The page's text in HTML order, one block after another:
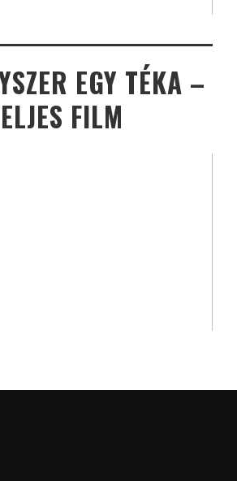
EGY TÉKA –
FILM